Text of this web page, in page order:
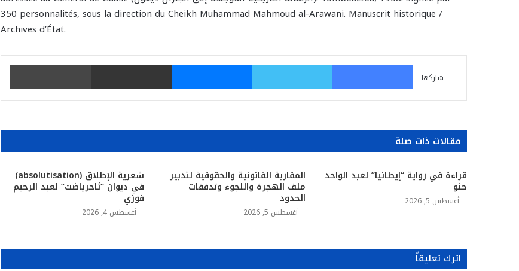
350 personnalités, sous la direction du Cheikh Muhammad Mahmoud al-Arawani. Manuscrit historique /
Archives d’État.
شاركها
فيسبوك تويتر ماسنجر مشاركة عبر البريد
مقالات ذات صلة
قراءة في رواية “إيطانيا” لعبد الواحد
حنو
أغسطس 5, 2026
المقاربة القانونية والحقوقية لتدبير
ملف الهجرة واللجوء وتدفقات
الحدود
أغسطس 5, 2026
شعرية الإطلاق (absolutisation)
في ديوان “ثاحرياضت” لعبد الرحيم
فوزي
أغسطس 4, 2026
اترك تعليقاً